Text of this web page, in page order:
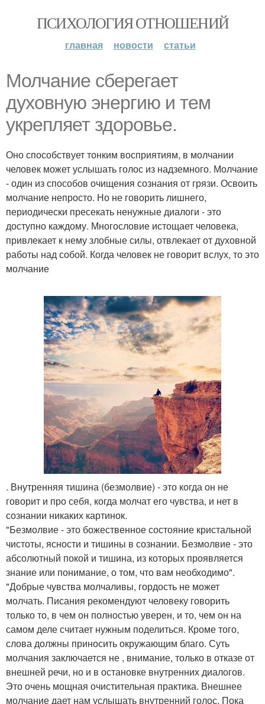
ПСИХОЛОГИЯ ОТНОШЕНИЙ
главная новости статьи
Молчание сберегает
духовную энергию и тем
укрепляет здоровье.
Оно способствует тонким восприятиям, в молчании
человек может услышать голос из надземного. Молчание
- один из способов очищения сознания от грязи. Освоить
молчание непросто. Но не говорить лишнего,
периодически пресекать ненужные диалоги - это
доступно каждому. Многословие истощает человека,
привлекает к нему злобные силы, отвлекает от духовной
работы над собой. Когда человек не говорит вслух, то это
молчание
. Внутренняя тишина (безмолвие) - это когда он не
говорит и про себя, когда молчат его чувства, и нет в
сознании никаких картинок.
"Безмолвие - это божественное состояние кристальной
чистоты, ясности и тишины в сознании. Безмолвие - это
абсолютный покой и тишина, из которых проявляется
знание или понимание, о том, что вам необходимо".
"Добрые чувства молчаливы, гордость не может
молчать. Писания рекомендуют человеку говорить
только то, в чем он полностью уверен, и то, чем он на
самом деле считает нужным поделиться. Кроме того,
слова должны приносить окружающим благо. Суть
молчания заключается не , внимание, только в отказе от
внешней речи, но и в остановке внутренних диалогов.
Это очень мощная очистительная практика. Внешнее
молчание дает нам услышать внутренний голос. Пока